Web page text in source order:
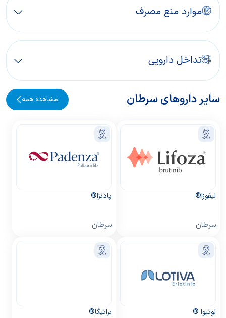
موارد منع مصرف
تداخل دارویی
سایر داروهای سرطان مشاهده همه
لیفوزا®
سرطان
پادنزا®
سرطان
لوتیوا ® براتیگا®